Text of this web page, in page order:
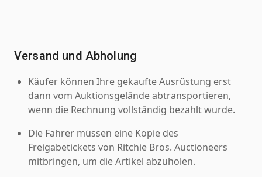
Versand und Abholung
Käufer können Ihre gekaufte Ausrüstung erst
dann vom Auktionsgelände abtransportieren,
wenn die Rechnung vollständig bezahlt wurde.
Die Fahrer müssen eine Kopie des
Freigabetickets von Ritchie Bros. Auctioneers
mitbringen, um die Artikel abzuholen.